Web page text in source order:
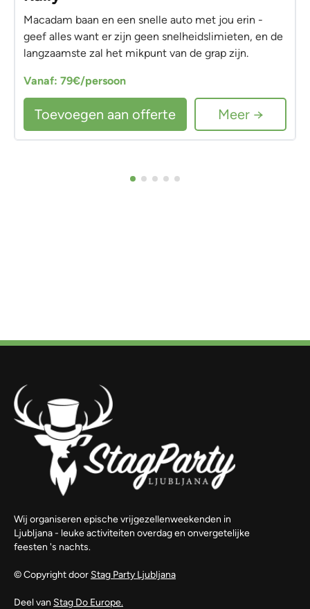
Macadam baan en een snelle auto met jou erin -
geef alles want er zijn geen snelheidslimieten, en de
langzaamste zal het mikpunt van de grap zijn.
Vanaf: 79€/persoon
Toevoegen aan offerte Meer →
Wij organiseren epische vrijgezellenweekenden in
Ljubljana - leuke activiteiten overdag en onvergetelijke
feesten 's nachts.
© Copyright door Stag Party Ljubljana
Deel van Stag Do Europe.